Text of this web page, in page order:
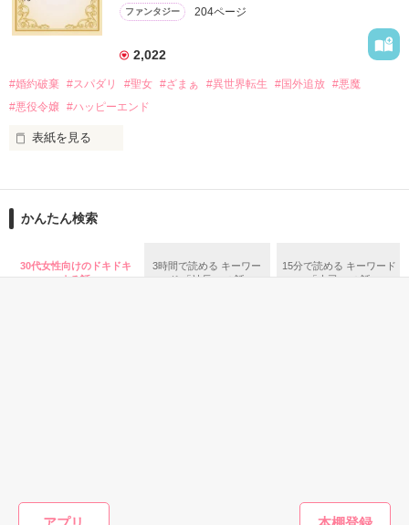
＊この世界のお金はお札にさせてください。
＊なろう、カクヨム、アルファポリス掲載中
作品を読む
バンジーした侯爵令嬢の先にいたのは
甘いマスクの公爵様の頭上でした
「ど、どいてぇぇぇえ！！！！！」
「…は？」
リリィ・ロゼッタ侯爵令嬢
透き通るほど白い肌と華奢の手足
空から降ってきたリリィに恋したギルは
ファンタジー 204ページ
2,022
#婚約破棄 #スパダリ #聖女 #ざまぁ #異世界転生 #国外追放 #悪魔
#悪役令嬢 #ハッピーエンド
表紙を見る
第5回 一二三書房 WEB小説大賞
ありがとうございますヽ(´▽｀)/
２０２５.０２.１５　書籍発売中です！
○●○●○●○●○●○●○●○●
（これですべてが思い通りに終わると思っているんでしょう
が……甘いのよ）
かんたん検索
30代女性向けのドキドキ
する話
3時間で読める キーワー
ド 「社長」 の話
15分で読める キーワード
「上司」 の話
苗字になっても、
日比谷優姫／著
ブラッ
☆／著